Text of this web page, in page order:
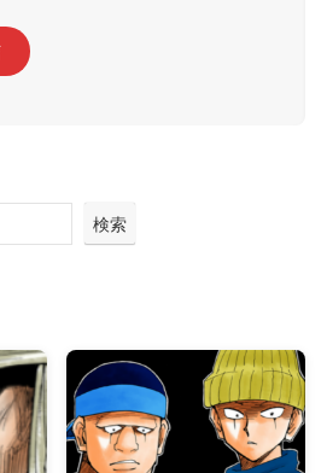
検索